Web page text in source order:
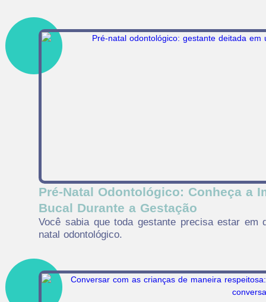
Pré-Natal Odontológico: Conheça a
Bucal Durante a Gestação
Você sabia que toda gestante precisa estar
natal odontológico.